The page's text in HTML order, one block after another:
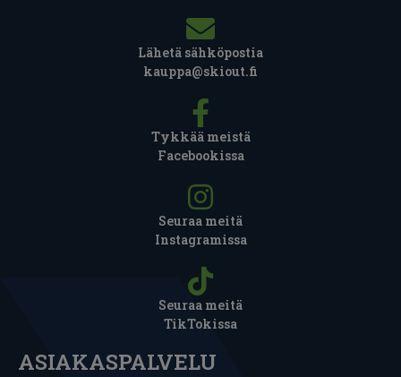
Lähetä sähköpostia
kauppa@skiout.fi
Tykkää meistä
Facebookissa
Seuraa meitä
Instagramissa
Seuraa meitä
TikTokissa
ASIAKASPALVELU